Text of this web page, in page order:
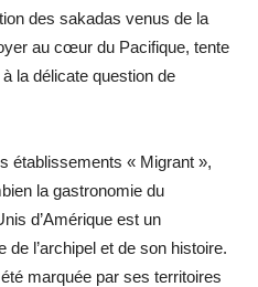
des sakadas venus de la
au cœur du Pacifique, tente
la délicate question de
établissements « Migrant »,
la gastronomie du
d’Amérique est un
l’archipel et de son histoire.
été marquée par ses territoires